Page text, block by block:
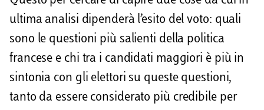
ultima analisi dipenderà l’esito del voto: quali
sono le questioni più salienti della politica
francese e chi tra i candidati maggiori è più in
sintonia con gli elettori su queste questioni,
tanto da essere considerato più credibile per